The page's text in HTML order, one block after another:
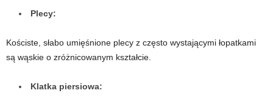
Plecy:
Kościste, słabo umięśnione plecy z często wystającymi łopatkami
są wąskie o zróżnicowanym kształcie.
Klatka piersiowa: